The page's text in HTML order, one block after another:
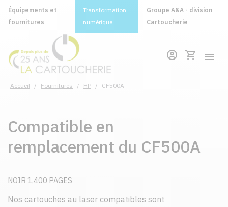
Équipements et
fournitures
Transformation
numérique
Groupe A&A - division
Cartoucherie
Accueil / Fournitures / HP / CF500A
Compatible en
remplacement du CF500A
NOIR 1,400 PAGES
Nos cartouches au laser compatibles sont